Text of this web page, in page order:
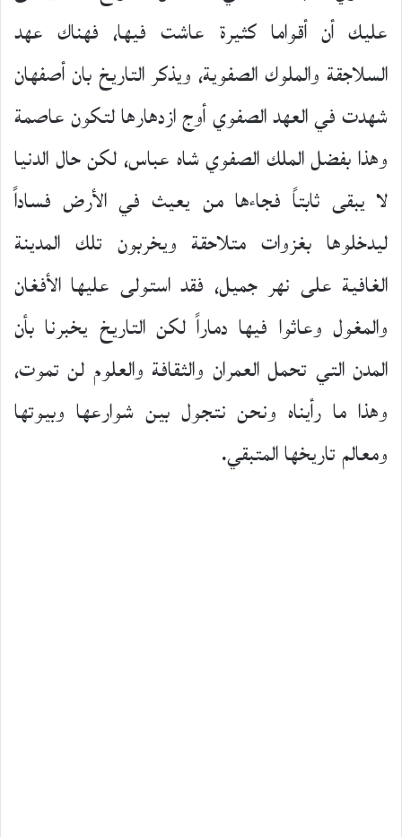
عليك أن أقواما كثيرة عاشت فيها، فهناك عهد
السلاجقة والملوك الصفوية، ويذكر التاريخ بان أصفهان
شهدت في العهد الصفوي أوج ازدهارها لتكون عاصمة
وهذا بفضل الملك الصفوي شاه عباس، لكن حال الدنيا
لا يبقى ثابتاً فجاءها من يعيث في الأرض فساداً
ليدخلوها بغزوات متلاحقة ويخربون تلك المدينة
الغافية على نهر جميل، فقد استولى عليها الأفغان
والمغول وعاثوا فيها دماراً لكن التاريخ يخبرنا بأن
المدن التي تحمل العمران والثقافة والعلوم لن تموت،
وهذا ما رأيناه ونحن نتجول بين شوارعها وبيوتها
ومعالم تاريخها المتبقي.